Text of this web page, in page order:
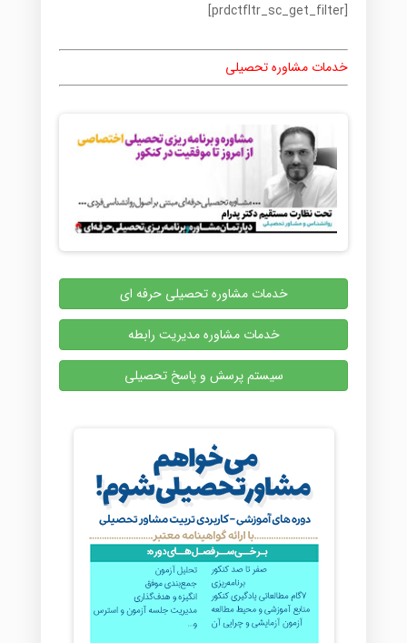
[prdctfltr_sc_get_filter]
خدمات مشاوره تحصیلی
خدمات مشاوره تحصیلی حرفه ای
خدمات مشاوره مدیریت رابطه
سیستم پرسش و پاسخ تحصیلی